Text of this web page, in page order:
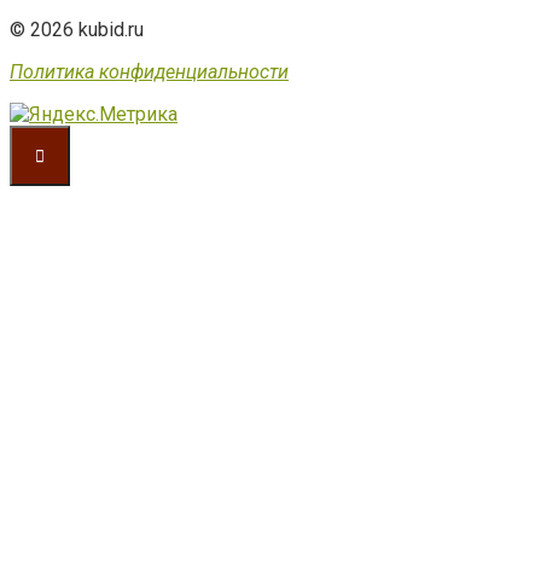
© 2026 kubid.ru
Политика конфиденциальности